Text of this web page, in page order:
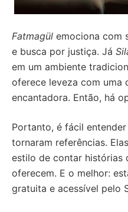
Fatmagül emociona com
e busca por justiça. Já
em um ambiente
oferece leveza com uma
encantadora. Então, há
Portanto, é fácil
tornaram referências.
estilo de contar histórias
oferecem. E o melhor:
gratuita e acessível pelo